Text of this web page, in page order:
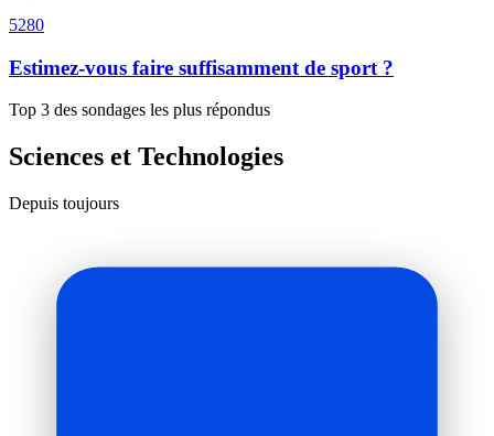
5280
Estimez-vous faire suffisamment de sport ?
Top 3 des sondages les plus répondus
Sciences et Technologies
Depuis toujours